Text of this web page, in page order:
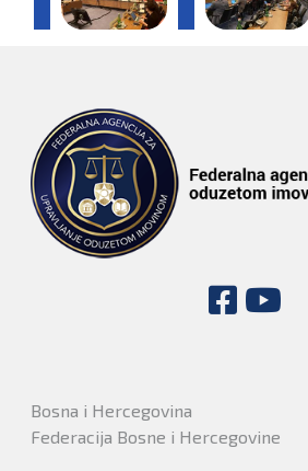
Bosna i Hercegovina
Federacija Bosne i Hercegovine